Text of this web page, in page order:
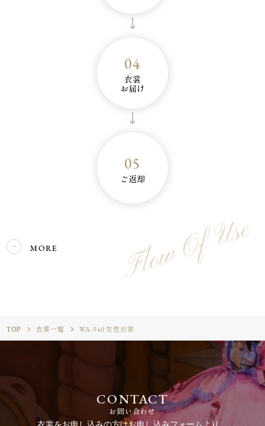
04
衣裳
お届け
05
ご返却
MORE Flow Of Use
TOP 衣裳一覧 WA-540 女性衣裳
CONTACT
お問い合わせ